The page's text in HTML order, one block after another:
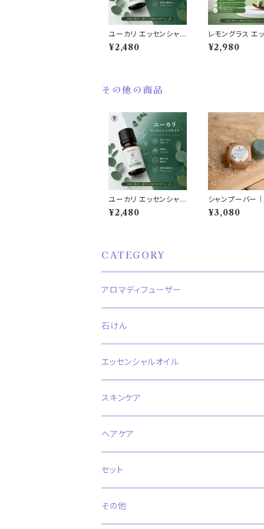
ユーカリ エッセンシャル
オイル
¥2,480
レモングラス エ
ャルオイル
¥2,980
その他の商品
ユーカリ エッセンシャル
オイル
¥2,480
シャンプーバー
ズマリー・ティー
ペパーミント
¥3,080
CATEGORY
アロマディフューザー
石けん
エッセンシャルオイル
スキンケア
ヘアケア
セット
その他